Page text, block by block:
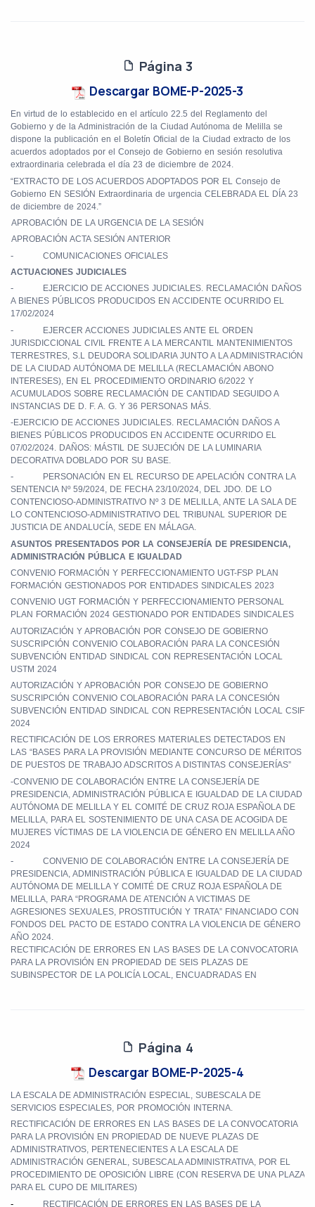
Página 3
Descargar BOME-P-2025-3
En virtud de lo establecido en el artículo 22.5 del Reglamento del
Gobierno y de la Administración de la Ciudad Autónoma de Melilla se
dispone la publicación en el Boletín Oficial de la Ciudad extracto de los
acuerdos adoptados por el Consejo de Gobierno en sesión resolutiva
extraordinaria celebrada el día 23 de diciembre de 2024.
“EXTRACTO DE LOS ACUERDOS ADOPTADOS POR EL Consejo de
Gobierno EN SESIÓN Extraordinaria de urgencia CELEBRADA EL DÍA 23
de diciembre de 2024.”
APROBACIÓN DE LA URGENCIA DE LA SESIÓN
APROBACIÓN ACTA SESIÓN ANTERIOR
-
COMUNICACIONES OFICIALES
ACTUACIONES JUDICIALES
-
EJERCICIO DE ACCIONES JUDICIALES. RECLAMACIÓN DAÑOS
A BIENES PÚBLICOS PRODUCIDOS EN ACCIDENTE OCURRIDO EL
17/02/2024
-
EJERCER ACCIONES JUDICIALES ANTE EL ORDEN
JURISDICCIONAL CIVIL FRENTE A LA MERCANTIL MANTENIMIENTOS
TERRESTRES, S.L DEUDORA SOLIDARIA JUNTO A LA ADMINISTRACIÓN
DE LA CIUDAD AUTÓNOMA DE MELILLA (RECLAMACIÓN ABONO
INTERESES), EN EL PROCEDIMIENTO ORDINARIO 6/2022 Y
ACUMULADOS SOBRE RECLAMACIÓN DE CANTIDAD SEGUIDO A
INSTANCIAS DE D. F. A. G. Y 36 PERSONAS MÁS.
-EJERCICIO DE ACCIONES JUDICIALES. RECLAMACIÓN DAÑOS A
BIENES PÚBLICOS PRODUCIDOS EN ACCIDENTE OCURRIDO EL
07/02/2024. DAÑOS: MÁSTIL DE SUJECIÓN DE LA LUMINARIA
DECORATIVA DOBLADO POR SU BASE.
-
PERSONACIÓN EN EL RECURSO DE APELACIÓN CONTRA LA
SENTENCIA Nº 59/2024, DE FECHA 23/10/2024, DEL JDO. DE LO
CONTENCIOSO-ADMINISTRATIVO Nº 3 DE MELILLA, ANTE LA SALA DE
LO CONTENCIOSO-ADMINISTRATIVO DEL TRIBUNAL SUPERIOR DE
JUSTICIA DE ANDALUCÍA, SEDE EN MÁLAGA.
ASUNTOS PRESENTADOS POR LA CONSEJERÍA DE PRESIDENCIA,
ADMINISTRACIÓN PÚBLICA E IGUALDAD
CONVENIO FORMACIÓN Y PERFECCIONAMIENTO UGT-FSP PLAN
FORMACIÓN GESTIONADOS POR ENTIDADES SINDICALES 2023
CONVENIO UGT FORMACIÓN Y PERFECCIONAMIENTO PERSONAL
PLAN FORMACIÓN 2024 GESTIONADO POR ENTIDADES SINDICALES
AUTORIZACIÓN Y APROBACIÓN POR CONSEJO DE GOBIERNO
SUSCRIPCIÓN CONVENIO COLABORACIÓN PARA LA CONCESIÓN
SUBVENCIÓN ENTIDAD SINDICAL CON REPRESENTACIÓN LOCAL
USTM 2024
AUTORIZACIÓN Y APROBACIÓN POR CONSEJO DE GOBIERNO
SUSCRIPCIÓN CONVENIO COLABORACIÓN PARA LA CONCESIÓN
SUBVENCIÓN ENTIDAD SINDICAL CON REPRESENTACIÓN LOCAL CSIF
2024
RECTIFICACIÓN DE LOS ERRORES MATERIALES DETECTADOS EN
LAS “BASES PARA LA PROVISIÓN MEDIANTE CONCURSO DE MÉRITOS
DE PUESTOS DE TRABAJO ADSCRITOS A DISTINTAS CONSEJERÍAS”
-CONVENIO DE COLABORACIÓN ENTRE LA CONSEJERÍA DE
PRESIDENCIA, ADMINISTRACIÓN PÚBLICA E IGUALDAD DE LA CIUDAD
AUTÓNOMA DE MELILLA Y EL COMITÉ DE CRUZ ROJA ESPAÑOLA DE
MELILLA, PARA EL SOSTENIMIENTO DE UNA CASA DE ACOGIDA DE
MUJERES VÍCTIMAS DE LA VIOLENCIA DE GÉNERO EN MELILLA AÑO
2024
-
CONVENIO DE COLABORACIÓN ENTRE LA CONSEJERÍA DE
PRESIDENCIA, ADMINISTRACIÓN PÚBLICA E IGUALDAD DE LA CIUDAD
AUTÓNOMA DE MELILLA Y COMITÉ DE CRUZ ROJA ESPAÑOLA DE
MELILLA, PARA “PROGRAMA DE ATENCIÓN A VICTIMAS DE
AGRESIONES SEXUALES, PROSTITUCIÓN Y TRATA” FINANCIADO CON
FONDOS DEL PACTO DE ESTADO CONTRA LA VIOLENCIA DE GÉNERO
AÑO 2024.
RECTIFICACIÓN DE ERRORES EN LAS BASES DE LA CONVOCATORIA
PARA LA PROVISIÓN EN PROPIEDAD DE SEIS PLAZAS DE
SUBINSPECTOR DE LA POLICÍA LOCAL, ENCUADRADAS EN
Página 4
Descargar BOME-P-2025-4
LA ESCALA DE ADMINISTRACIÓN ESPECIAL, SUBESCALA DE
SERVICIOS ESPECIALES, POR PROMOCIÓN INTERNA.
RECTIFICACIÓN DE ERRORES EN LAS BASES DE LA CONVOCATORIA
PARA LA PROVISIÓN EN PROPIEDAD DE NUEVE PLAZAS DE
ADMINISTRATIVOS, PERTENECIENTES A LA ESCALA DE
ADMINISTRACIÓN GENERAL, SUBESCALA ADMINISTRATIVA, POR EL
PROCEDIMIENTO DE OPOSICIÓN LIBRE (CON RESERVA DE UNA PLAZA
PARA EL CUPO DE MILITARES)
- RECTIFICACIÓN DE ERRORES EN LAS BASES DE LA